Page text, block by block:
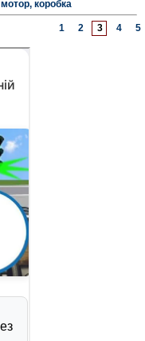
коробка
1 2 3 4 5